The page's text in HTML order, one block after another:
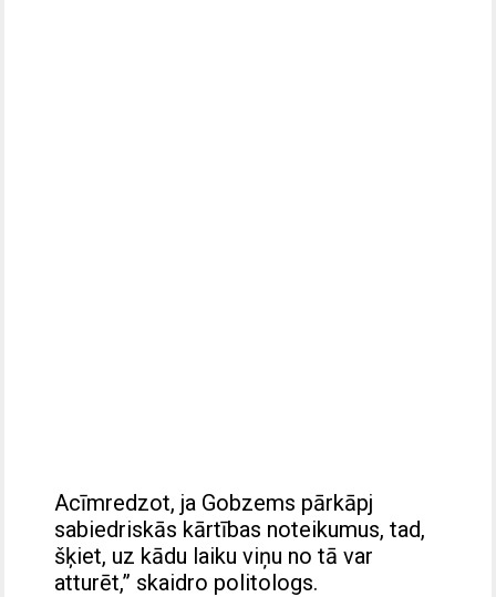
Acīmredzot, ja Gobzems pārkāpj
sabiedriskās kārtības noteikumus, tad,
šķiet, uz kādu laiku viņu no tā var
atturēt,” skaidro politologs.